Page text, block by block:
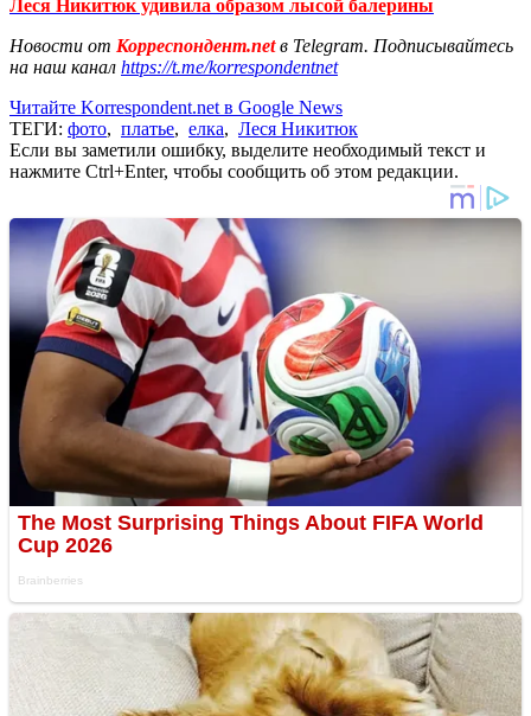
Леся Никитюк удивила образом лысой балерины
Новости от Корреспондент.netв Telegram. Подписывайтесь
на наш канал https://t.me/korrespondentnet
Читайте Korrespondent.net в Google News
ТЕГИ: фото, платье, елка, Леся Никитюк
Если вы заметили ошибку, выделите необходимый текст и
нажмите Ctrl+Enter, чтобы сообщить об этом редакции.